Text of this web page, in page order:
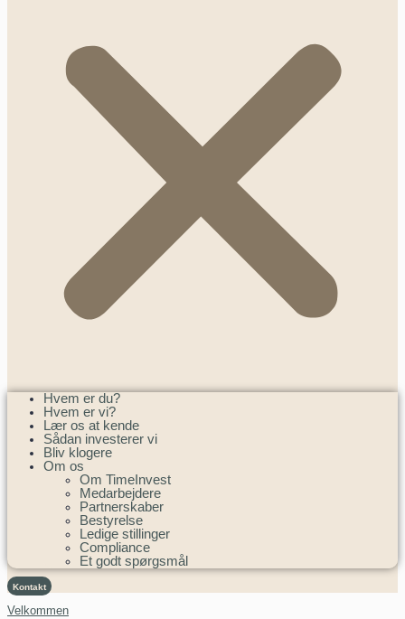
Hvem er du?
Hvem er vi?
Lær os at kende
Sådan investerer vi
Bliv klogere
Om os
Om TimeInvest
Medarbejdere
Partnerskaber
Bestyrelse
Ledige stillinger
Compliance
Et godt spørgsmål
Kontakt
Velkommen